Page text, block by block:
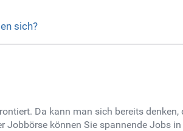
sich?
Da kann man sich bereits denken,
können Sie spannende Jobs